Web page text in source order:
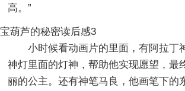
高。”
宝葫芦的秘密读后感3
小时候看动画片的里面，有阿拉丁
神灯里面的灯神，帮助他实现愿望，最
丽的公主。还有神笔马良，他画笔下的